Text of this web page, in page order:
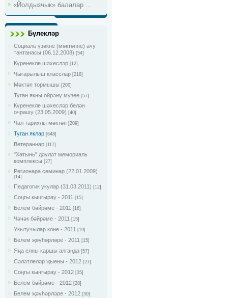
«Йолдызчык» балалар ...
Бүлекләр
Социаль үзәкне (мәктәпне) ачу
тантанасы (06.12.2008) [54]
Күренекле шәхесләр [12]
Чыгарылыш класслар [218]
Мәктәп тормышы [200]
Туган якны өйрәнү музее [57]
Күренекле шәхесләр белән
очрашу (23.05.2009) [40]
Чал тарихлы мәктәп [209]
Туган яклар [648]
Ветераннар [117]
"Хатынь" дәүләт мемориаль
комплексы [27]
Регионара семинар (22.01.2009)
[14]
Педагогик укулар (31.03.2011) [12]
Соңгы кыңгырау - 2011 [15]
Белем бәйрәме - 2011 [16]
Чәчәк бәйрәме - 2011 [15]
Укытучылар көне - 2011 [19]
Белем җәүһәрләре - 2011 [15]
Яңа елны каршы алганда [57]
Сәләтлеләр җыены - 2012 [27]
Соңгы кыңгырау - 2012 [35]
Белем бәйрәме - 2012 [28]
Белем җәүһәрләре - 2012 [30]